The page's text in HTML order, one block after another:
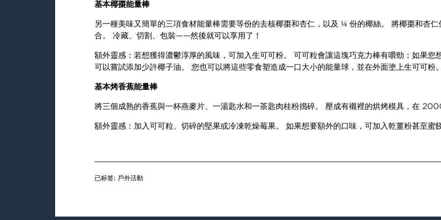
基本椰棗能量棒
另一種美味又簡單的三項食材能量棒需要等份的去核椰棗和杏仁，以及 ¼ 份的椰絲。 將椰棗和杏
合。 冷藏、切割、包裝——然後就可以享用了！
額外靈感：若想獲得濃鬱淳厚的風味，可加入生可可粉。 可可粒會讓這塊巧克力棒有嚼勁；如果
可以嘗試添加少許椰子油。 您也可以將這些零食塑造成一口大小的能量球，並在外面塗上生可可粉
基本烤香蕉能量棒
將三個成熟的香蕉與一杯燕麥片、一湯匙水和一茶匙肉桂粉搗碎。 壓成有襯裡的烘烤模具，在
額外靈感：加入可可粒、切碎的堅果或冷凍乾燥莓果。 如果想要額外的口味，可加入乾薑粉甚至蜜
已标签: 戶外活動